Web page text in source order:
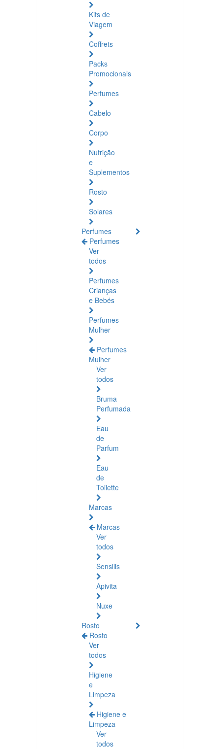
Kits de
Viagem
Coffrets
Packs
Promocionais
Perfumes
Cabelo
Corpo
Nutrição
e
Suplementos
Rosto
Solares
Perfumes
Perfumes
Ver
todos
Perfumes
Crianças
e Bebés
Perfumes
Mulher
Perfumes
Mulher
Ver
todos
Bruma
Perfumada
Eau
de
Parfum
Eau
de
Toilette
Marcas
Marcas
Ver
todos
Sensilis
Apivita
Nuxe
Rosto
Rosto
Ver
todos
Higiene
e
Limpeza
Higiene e
Limpeza
Ver
todos